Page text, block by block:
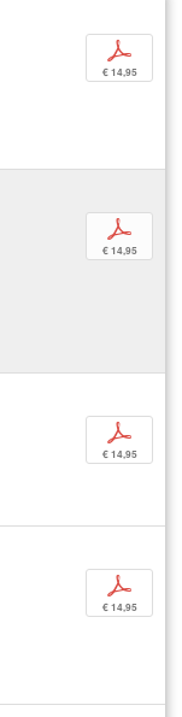
p
€ 14,95
p
€ 14,95
p
€ 14,95
p
€ 14,95